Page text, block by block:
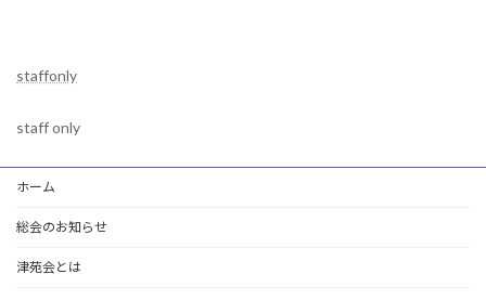
staffonly
staff only
ホーム
総会のお知らせ
津苑会とは